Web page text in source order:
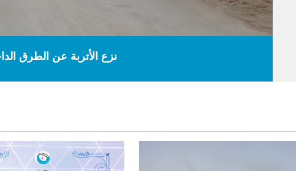
نزع الأتربة عن الطرق
الخيرية تشارك في برنامج تسيير